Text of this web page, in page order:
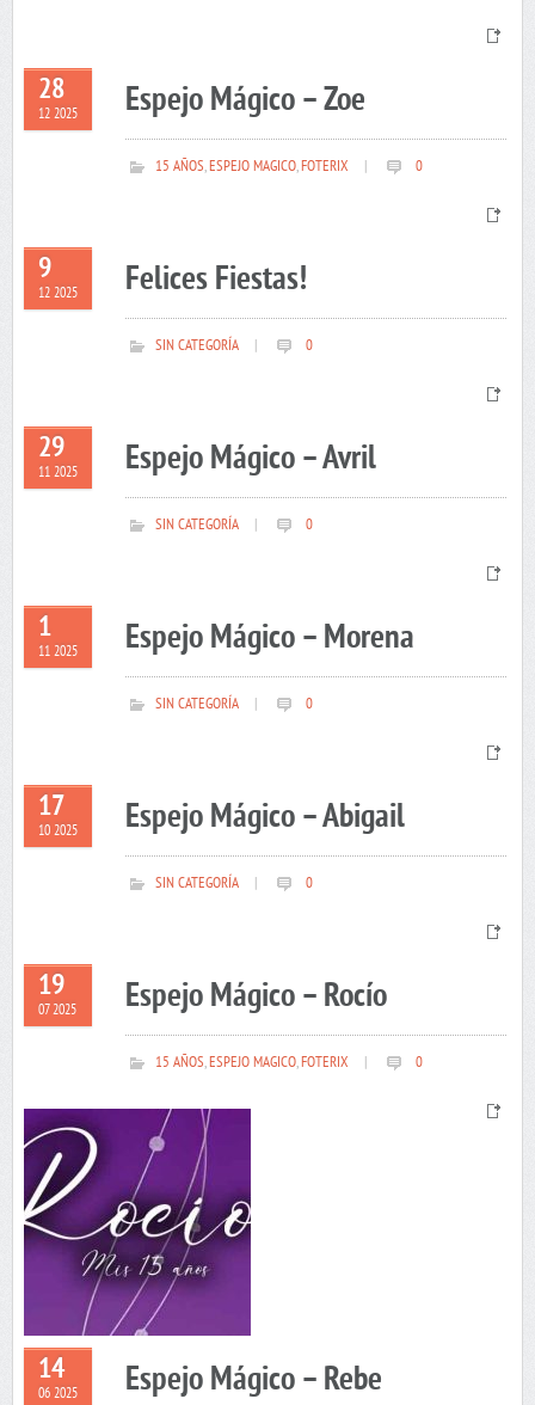
28
12 2025 Espejo Mágico – Zoe
15 AÑOS,ESPEJO MAGICO,FOTERIX 0
9
12 2025 Felices Fiestas!
SIN CATEGORÍA 0
29
11 2025 Espejo Mágico – Avril
SIN CATEGORÍA 0
1
11 2025 Espejo Mágico – Morena
SIN CATEGORÍA 0
17
10 2025 Espejo Mágico – Abigail
SIN CATEGORÍA 0
19
07 2025 Espejo Mágico – Rocío
15 AÑOS,ESPEJO MAGICO,FOTERIX 0
14
06 2025 Espejo Mágico – Rebe